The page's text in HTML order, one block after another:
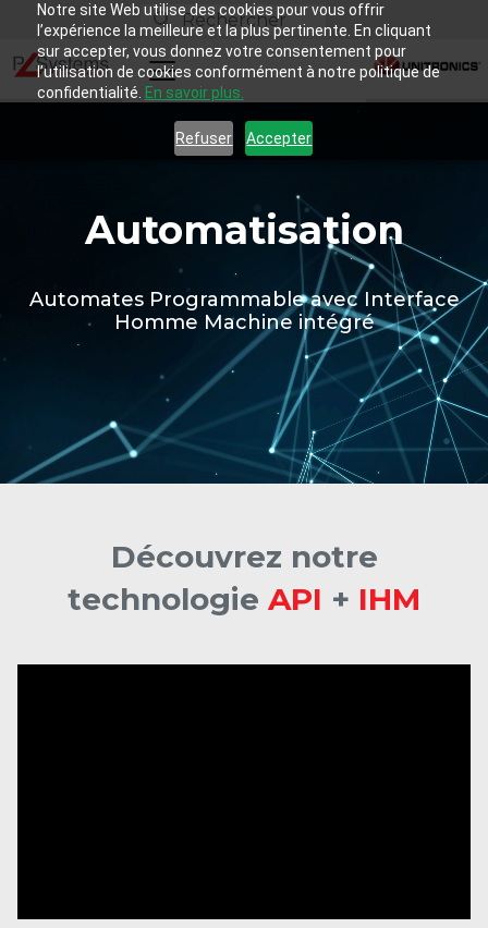
Notre site Web utilise des cookies pour vous offrir
l’expérience la meilleure et la plus pertinente. En cliquant
sur accepter, vous donnez votre consentement pour
l’utilisation de cookies conformément à notre politique de
confidentialité. En savoir plus.
Refuser Accepter
Automatisation
Automates Programmable avec Interface
Homme Machine intégré
Découvrez notre
technologie API + IHM